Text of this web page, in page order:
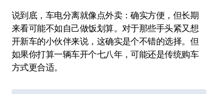
说到底，车电分离就像点外卖：确实方便，但长期
来看可能不如自己做饭划算。对于那些手头紧又想
开新车的小伙伴来说，这确实是个不错的选择。但
如果你打算一辆车开个七八年，可能还是传统购车
方式更合适。